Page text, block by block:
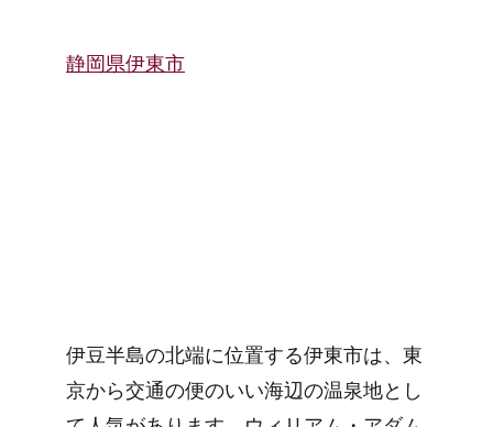
伊豆半島の北端に位置する伊東市は、東
京から交通の便のいい海辺の温泉地とし
静岡県伊東市